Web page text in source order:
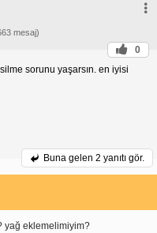
mesaj)
0
sorunu yaşarsın. en iyisi
Buna gelen 2 yanıtı gör.
yağ eklemelimiyim?